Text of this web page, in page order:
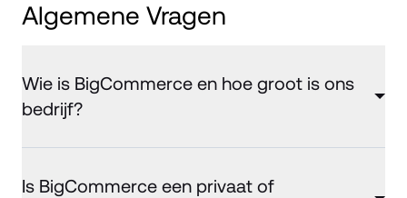
Algemene Vragen
Wie is BigCommerce en hoe groot is ons
bedrijf?
Is BigCommerce een privaat of